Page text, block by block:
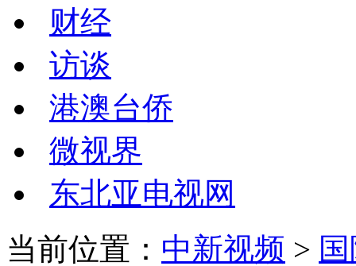
财经
访谈
港澳台侨
微视界
东北亚电视网
当前位置： 中新视频 >